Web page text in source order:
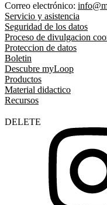
Correo electrónico:
Servicio y asistencia
Seguridad de los datos
Proceso de divulgacion
Proteccion de datos
Boletin
Descubre myLoop
Productos
Material didactico
Recursos
DELETE